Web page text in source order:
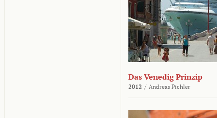
Das Venedig Prinzip
2012 / Andreas Pichler